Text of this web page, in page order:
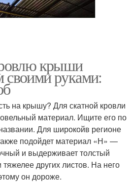
крыши
своими руками:
на крышу? Для скатной кровли
материал. Ищите его по
Для широкойв регионе
подойдет материал «Н» —
и выдерживает толстый
других листов. На него
он дороже.